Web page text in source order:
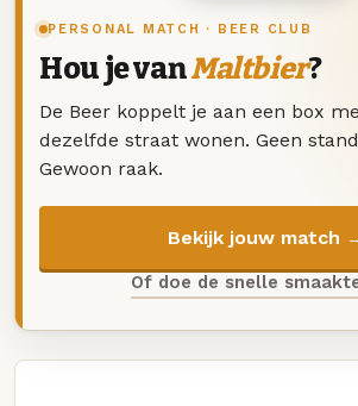
PERSONAL MATCH · BEER CLUB
Hou je vanMaltbier?
De Beer koppelt je aan een box
dezelfde straat wonen. Geen
Gewoon raak.
Bekijk jouw match
Of doe de snelle